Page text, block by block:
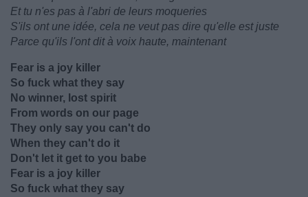
Et tu n'es pas à l'abri de leurs moqueries
S'ils ont une idée, cela ne veut pas dire qu'elle est juste
Parce qu'ils l'ont dit à voix haute, maintenant
Fear is a joy killer
So fuck what they say
No winner, lost spirit
From words on our page
They only say you can't do
When they can't do it
Don't let it get to you babe
Fear is a joy killer
So fuck what they say